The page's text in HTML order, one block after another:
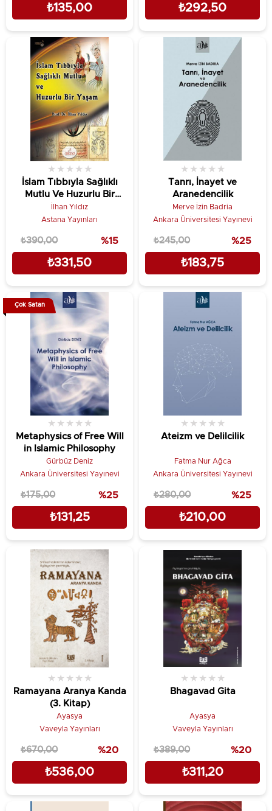
₺135,00 ₺292,50
İslam Tıbbıyla Sağlıklı
Mutlu Ve Huzurlu Bir
Yaşam
★ ★ ★ ★ ★
İlhan Yıldız
Astana Yayınları
₺331,50
₺390,00 %15
Tanrı, İnayet ve
Aranedencilik
★ ★ ★ ★ ★
Merve İzin Badria
Ankara Üniversitesi Yayınevi
₺183,75
₺245,00 %25
Metaphysics of Free Will
in Islamic Philosophy
★ ★ ★ ★ ★
Gürbüz Deniz
Ankara Üniversitesi Yayınevi
₺131,25
₺175,00 %25
Çok Satan
Ateizm ve Delilcilik
★ ★ ★ ★ ★
Fatma Nur Ağca
Ankara Üniversitesi Yayınevi
₺210,00
₺280,00 %25
Ramayana Aranya Kanda
(3. Kitap)
★ ★ ★ ★ ★
Ayasya
Vaveyla Yayınları
₺536,00
₺670,00 %20
Bhagavad Gita
★ ★ ★ ★ ★
Ayasya
Vaveyla Yayınları
₺311,20
₺389,00 %20